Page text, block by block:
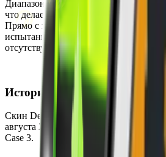
Диапазон Float Value для этого скина
что делает его доступным в
Прямо с завода, Немного
испытаний и Поношенное. StatTrak
отсутствует.
История
Скин Desert Eagle | Heirloom был
августа 2013 года. Он был выпущен
Case 3.